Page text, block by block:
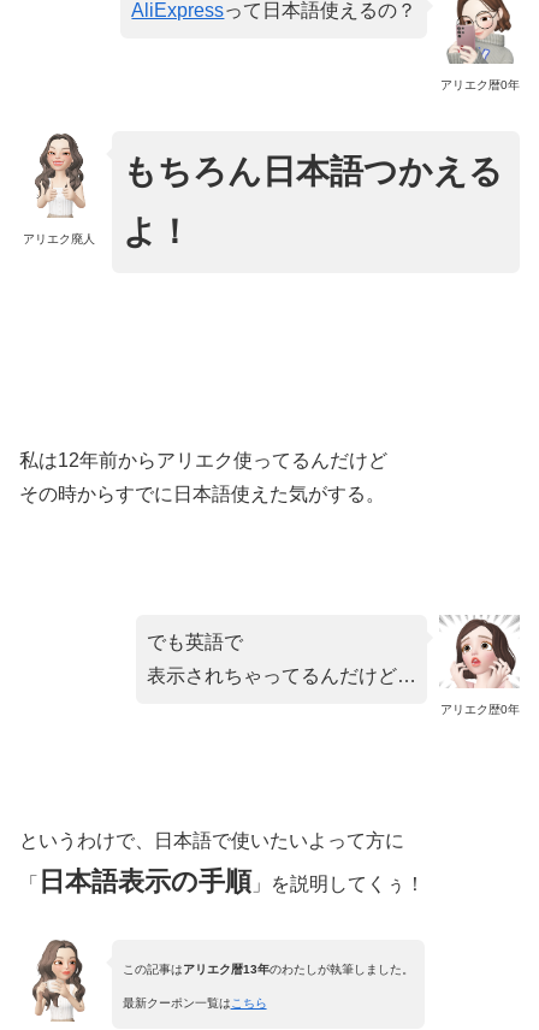
アリエク暦0年
AliExpressって日本語使えるの？
アリエク廃人
もちろん日本語つかえる
よ！
私は12年前からアリエク使ってるんだけど
その時からすでに日本語使えた気がする。
アリエク歴0年
でも英語で
表示されちゃってるんだけど…
というわけで、日本語で使いたいよって方に
「 日本語表示の手順 」を説明してくぅ！
この記事はアリエク暦13年のわたしが執筆しました。
最新クーポン一覧は こちら